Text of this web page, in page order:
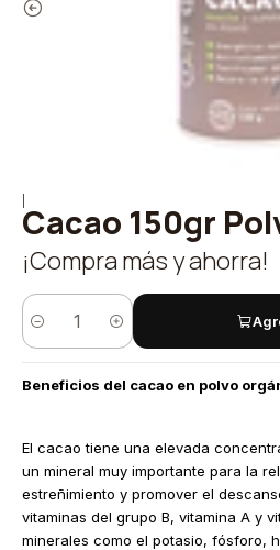
Cacao 150gr
¡Compra más y ahorra!
Cantidad
Beneficios del cacao en polvo
El cacao tiene una elevada
un mineral muy importante para la
estreñimiento y promover el
vitaminas del grupo B, vitamina A y
minerales como el potasio, fósforo,